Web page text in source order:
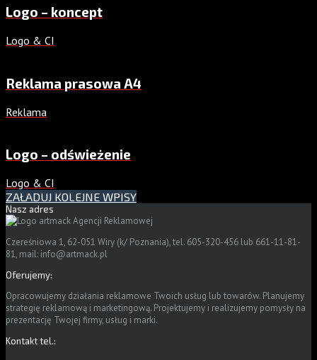
Logo – koncept
Logo & CI
Reklama prasowa A4
Reklama
Logo – odświeżenie
Logo & CI
ZAŁADUJ KOLEJNE WPISY
Nasz adres
Czereśniowa 1, 62-051 Wiry (k/ Poznania), tel. 605-320-456 lub 661-11-81-
81, mail: info@artmack.pl
Oferujemy:
Opracowujemy działania reklamowe Twoich usług lub towarów. Planujemy
strategię reklamową i marketingową. Projektujemy i realizujemy pomysły na
prezentację Twojej firmy, usług i marki.
Kontakt tel.: